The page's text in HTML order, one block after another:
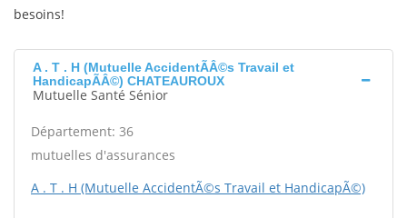
besoins!
A . T . H (Mutuelle AccidentÃÂ©s Travail et
HandicapÃÂ©) CHATEAUROUX
Mutuelle Santé Sénior
Département: 36
mutuelles d'assurances
A . T . H (Mutuelle AccidentÃ©s Travail et HandicapÃ©)